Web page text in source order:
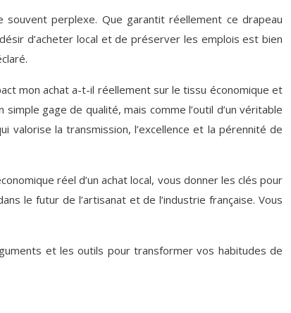
souvent perplexe. Que garantit réellement ce drapeau
d’acheter local et de préserver les emplois est bien
mon achat a-t-il réellement sur le tissu économique et
gage de qualité, mais comme l’outil d’un véritable
valorise la transmission, l’excellence et la pérennité de
réel d’un achat local, vous donner les clés pour
le futur de l’artisanat et de l’industrie française. Vous
et les outils pour transformer vos habitudes de